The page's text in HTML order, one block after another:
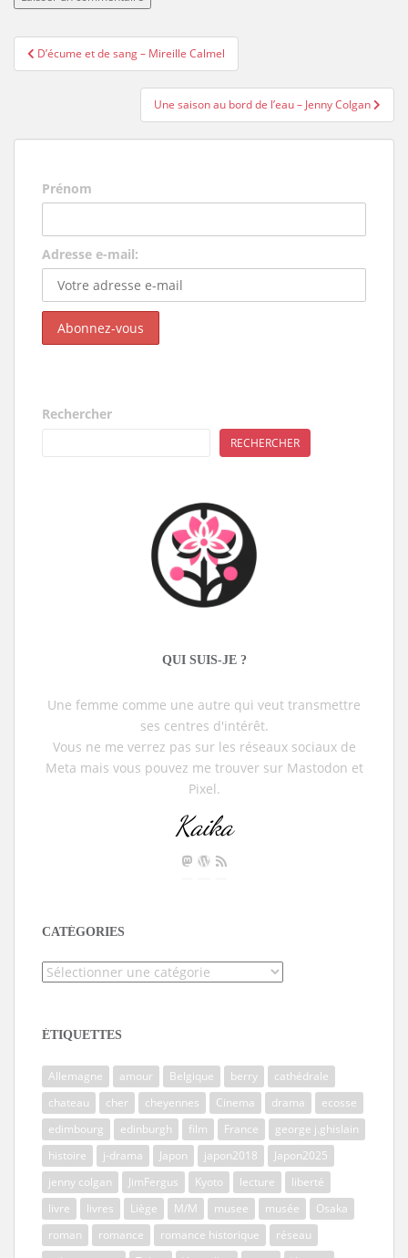
Navigation
de
D’écume et de sang – Mireille Calmel
Une saison au bord de l’eau – Jenny Colgan
Prénom
Adresse e-mail:
Rechercher
RECHERCHER
QUI SUIS-JE ?
Une femme comme une autre qui veut transmettre
ses centres d'intérêt.
Vous ne me verrez pas sur les réseaux sociaux de
Meta mais vous pouvez me trouver sur Mastodon et
Pixel.
Kaika
CATÉGORIES
Catégories
ÉTIQUETTES
Allemagne amour Belgique berry
cathédrale
chateau
cher cheyennes Cinema drama
ecosse
edimbourg
edinburgh film France
george j.ghislain
histoire
j-drama Japon japon2018
Japon2025
jenny colgan
JimFergus Kyoto lecture
liberté
livre
livres Liège M/M musee musée
Osaka
roman
romance romance historique
réseau